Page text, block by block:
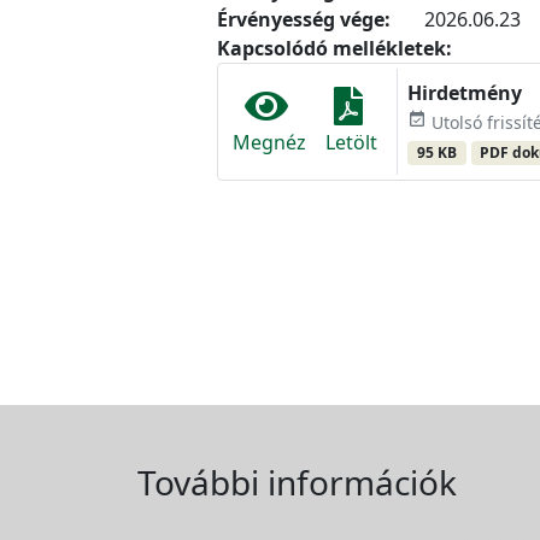
Érvényesség vége:
2026.06.23
Kapcsolódó mellékletek:
Megnéz Letölt
Hirdetmény
event_available Utolsó
95 KB PDF
További információk